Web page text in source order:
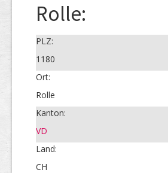
Rolle:
PLZ:
1180
Ort:
Rolle
Kanton:
VD
Land:
CH